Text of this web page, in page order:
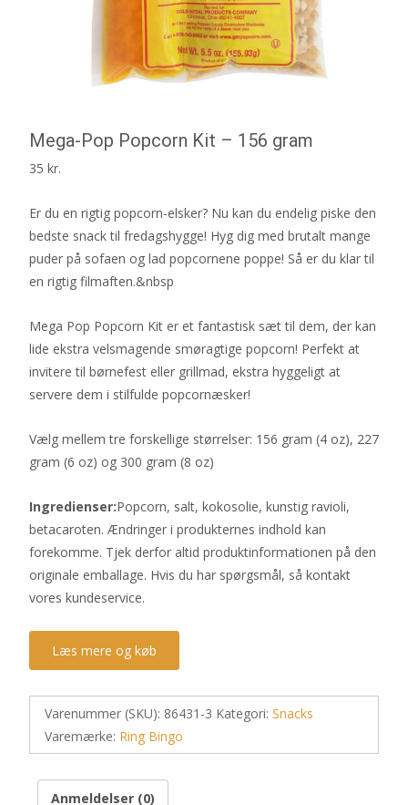
Mega-Pop Popcorn Kit – 156 gram
35 kr.
Er du en rigtig popcorn-elsker? Nu kan du endelig piske den
bedste snack til fredagshygge! Hyg dig med brutalt mange
puder på sofaen og lad popcornene poppe! Så er du klar til
en rigtig filmaften.&nbsp
Mega Pop Popcorn Kit er et fantastisk sæt til dem, der kan
lide ekstra velsmagende smøragtige popcorn! Perfekt at
invitere til børnefest eller grillmad, ekstra hyggeligt at
servere dem i stilfulde popcornæsker!
Vælg mellem tre forskellige størrelser: 156 gram (4 oz), 227
gram (6 oz) og 300 gram (8 oz)
Ingredienser:Popcorn, salt, kokosolie, kunstig ravioli,
betacaroten. Ændringer i produkternes indhold kan
forekomme. Tjek derfor altid produktinformationen på den
originale emballage. Hvis du har spørgsmål, så kontakt
vores kundeservice.
Læs mere og køb
Varenummer (SKU): 86431-3 Kategori: Snacks
Varemærke: Ring Bingo
Anmeldelser (0)